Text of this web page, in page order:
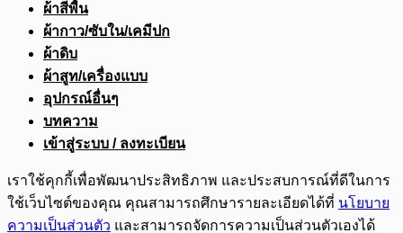
ผ้าสีพื้น
ผ้ากาว/ซับใน/เคมีปก
ผ้าดิบ
ผ้าสูท/เครื่องแบบ
อุปกรณ์อื่นๆ
บทความ
เข้าสู่ระบบ / ลงทะเบียน
เราใช้คุกกี้เพื่อพัฒนาประสิทธิภาพ และประสบการณ์ที่ดีในการ
ใช้เว็บไซต์ของคุณ คุณสามารถศึกษารายละเอียดได้ที่ นโยบาย
ความเป็นส่วนตัว และสามารถจัดการความเป็นส่วนตัวเองได้